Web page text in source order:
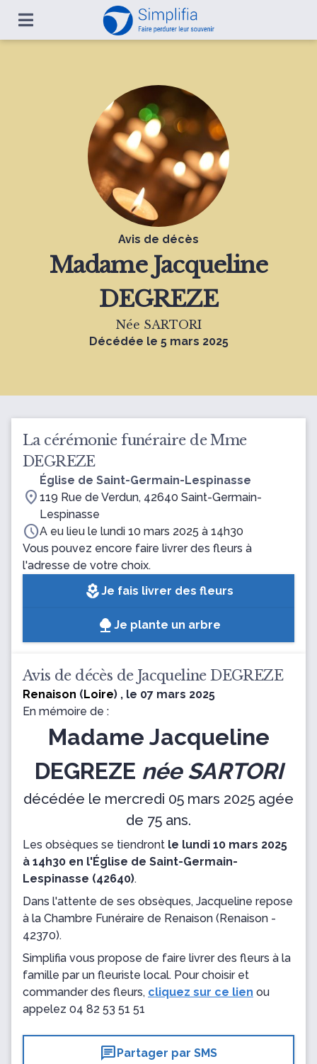
Avis de décès
Madame Jacqueline
DEGREZE
Née SARTORI
Décédée le 5 mars 2025
La cérémonie funéraire de Mme
DEGREZE
location_on
Église de Saint-Germain-Lespinasse
119 Rue de Verdun, 42640 Saint-Germain-
Lespinasse
scheduleA eu lieu le lundi 10 mars 2025 à 14h30
Vous pouvez encore faire livrer des fleurs à
l'adresse de votre choix.
local_floristJe fais livrer des fleurs
Je plante un arbre
Avis de décès de Jacqueline DEGREZE
Renaison (Loire) , le 07 mars 2025
En mémoire de :
Madame Jacqueline
DEGREZE née SARTORI
décédée le mercredi 05 mars 2025 agée
de 75 ans.
Les obsèques se tiendront le lundi 10 mars 2025
à 14h30 en l'Église de Saint-Germain-
Lespinasse (42640).
Dans l'attente de ses obsèques, Jacqueline repose
à la Chambre Funéraire de Renaison (Renaison -
42370).
Simplifia vous propose de faire livrer des fleurs à la
famille par un fleuriste local. Pour choisir et
commander des fleurs, cliquez sur ce lien ou
appelez 04 82 53 51 51
chatPartager par SMS